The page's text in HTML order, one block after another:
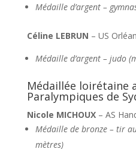
Médaille d’argent –
Céline LEBRUN – US
Médaille d’argent – judo
Médaillée loirétaine
Paralympiques de
Nicole MICHOUX– AS
Médaille de bronze – tir
mètres)